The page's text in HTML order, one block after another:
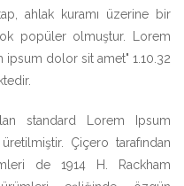
ahlak kuramı üzerine bir
popüler olmuştur. Lorem
ipsum dolor sit amet" 1.10.32
standard Lorem Ipsum
Çiçero tarafından
de 1914 H. Rackham